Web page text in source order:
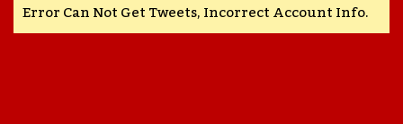
Error Can Not Get Tweets, Incorrect Account Info.